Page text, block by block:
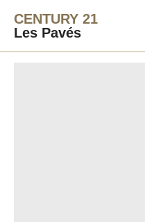
CENTURY 21
Les Pavés